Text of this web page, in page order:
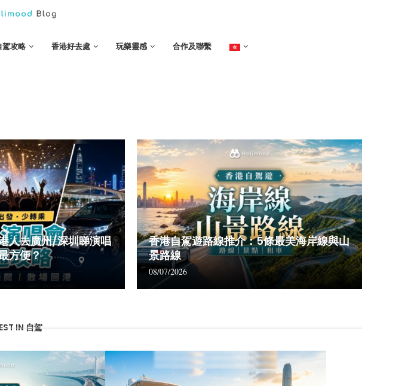
駕攻略 香港好去處 玩樂靈感 合作及聯繫
人去廣州/深圳睇演唱
方便？
香港自駕遊路線推介：5條最美海岸線與山
景路線
08/07/2026
IN 自駕